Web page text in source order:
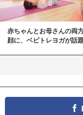
赤ちゃんとお母さんの両
顔に、ベビトレヨガが話